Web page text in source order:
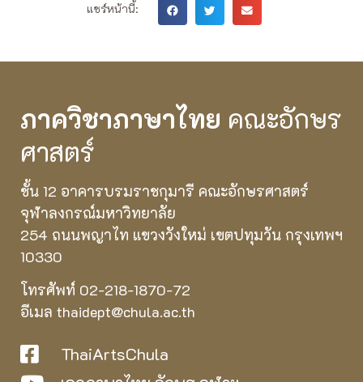
แชร์หน้านี้:
ภาควิชาภาษาไทย คณะอักษร
ศาสตร์
ชั้น 12 อาคารบรมราชกุมารี คณะอักษรศาสตร์
จุฬาลงกรณ์มหาวิทยาลัย
254 ถนนพญาไท แขวงวังใหม่ เขตปทุมวัน กรุงเทพฯ
10330
โทรศัพท์ 02-218-1870-72
อีเมล thaidept@chula.ac.th
ThaiArtsChula